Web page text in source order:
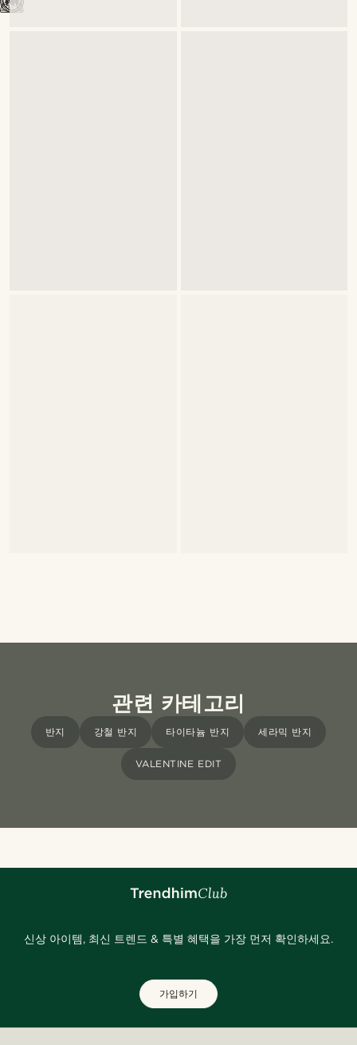
관련 카테고리
반지 강철 반지 타이타늄 반지 세라믹 반지
VALENTINE EDIT
신상 아이템, 최신 트렌드 & 특별 혜택을 가장 먼저 확인하세요.
가입하기